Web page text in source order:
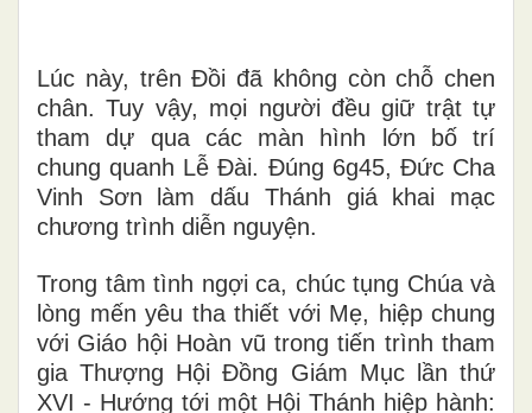
Lúc này, trên Đồi đã không còn chỗ chen
chân. Tuy vậy, mọi người đều giữ trật tự
tham dự qua các màn hình lớn bố trí
chung quanh Lễ Đài. Đúng 6g45, Đức Cha
Vinh Sơn làm dấu Thánh giá khai mạc
chương trình diễn nguyện.
Trong tâm tình ngợi ca, chúc tụng Chúa và
lòng mến yêu tha thiết với Mẹ, hiệp chung
với Giáo hội Hoàn vũ trong tiến trình tham
gia Thượng Hội Đồng Giám Mục lần thứ
XVI - Hướng tới một Hội Thánh hiệp hành: